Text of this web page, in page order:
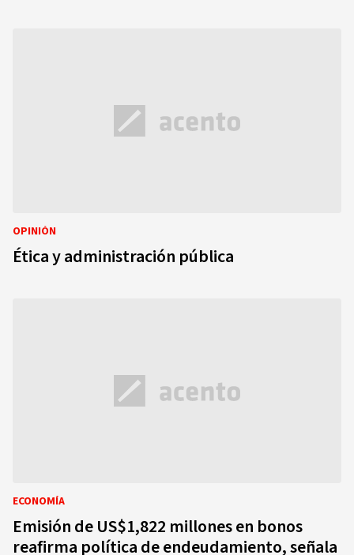
OPINIÓN
Ética y administración pública
ECONOMÍA
Emisión de US$1,822 millones en bonos
reafirma política de endeudamiento, señala